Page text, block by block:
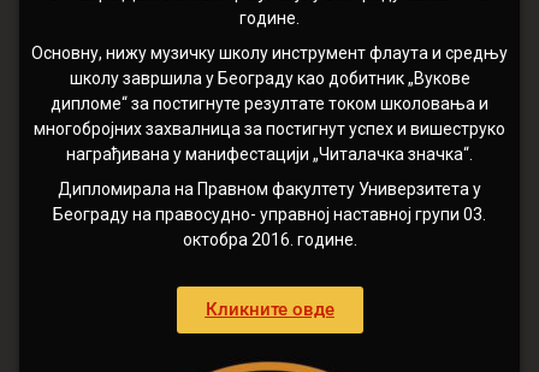
године.
Основну, нижу музичку школу инструмент флаута и средњу
школу завршила у Београду као добитник „Вукове
дипломе“ за постигнуте резултате током школовања и
многобројних захвалница за постигнут успех и вишеструко
награђивана у манифестацији „Читалачка значка“.
Дипломирала на Правном факултету Универзитета у
Београду на правосудно- управној наставној групи 03.
октобра 2016. године.
Кликните овде